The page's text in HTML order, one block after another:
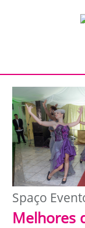
Spaço
Melhores